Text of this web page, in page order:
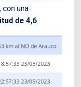
, con una
de 4,6.